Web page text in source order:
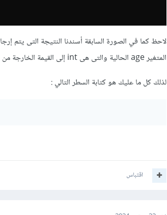
المتغير age الحالية والتى هى int إلى القيمة الخارجة من الدالة str وأصبح الآن سلسلة نصية.
لذلك كل ما عليك هو كتابة السطر التالي:
اقتباس